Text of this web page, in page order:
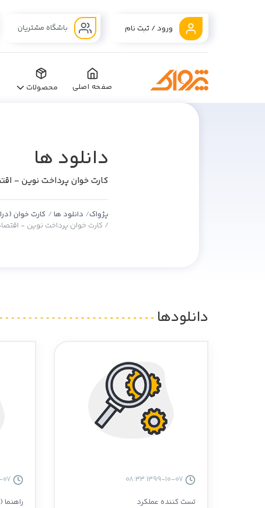
ورود / ثبت نام باشگاه مشتریان
صفحه اصلی محصولات
دانلود ها
کارت خوان پرداخت نوین -
پژواک دانلود ها
کارت خوان
کارت خوان پرداخت نوین -
دانلودها
تست کننده عملکرد